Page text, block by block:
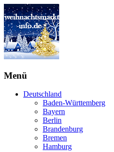
Menü
Deutschland
Baden-Württemberg
Bayern
Berlin
Brandenburg
Bremen
Hamburg